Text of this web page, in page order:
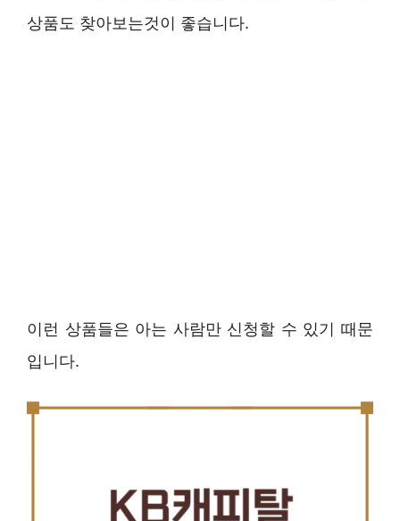
상품도 찾아보는것이 좋습니다.
이런 상품들은 아는 사람만 신청할 수 있기 때문
입니다.